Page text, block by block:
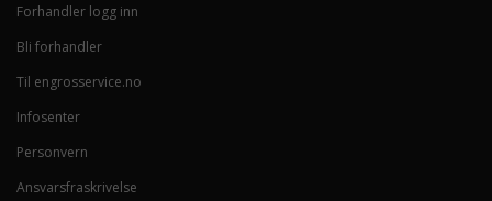
Forhandler logg inn
Bli forhandler
Til engrosservice.no
Infosenter
Personvern
Ansvarsfraskrivelse